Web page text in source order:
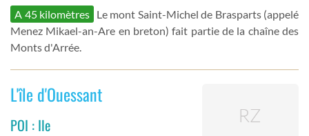
A 45 kilomètres Le mont Saint-Michel de Brasparts (appelé
Menez Mikael-an-Are en breton) fait partie de la chaîne des
Monts d'Arrée.
L'île d'Ouessant
POI : Ile